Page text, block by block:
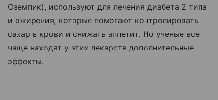
Оземпик), используют для лечения диабета 2 типа
и ожирения, которые помогают контролировать
сахар в крови и снижать аппетит. Но ученые все
чаще находят у этих лекарств дополнительные
эффекты.